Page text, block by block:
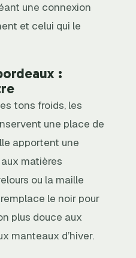
une connexion
et celui qui le
:
tons froids, les
une place de
apportent une
matières
ou la maille
le noir pour
plus douce aux
manteaux d’hiver.